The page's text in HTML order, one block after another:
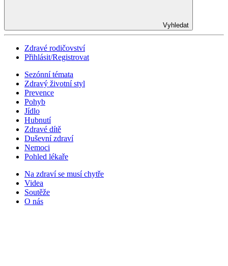
Vyhledat
Zdravé rodičovství
Přihlásit/Registrovat
Sezónní témata
Zdravý životní styl
Prevence
Pohyb
Jídlo
Hubnutí
Zdravé dítě
Duševní zdraví
Nemoci
Pohled lékaře
Na zdraví se musí chytře
Videa
Soutěže
O nás